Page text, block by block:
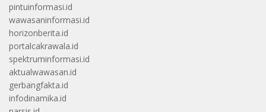
pintuinformasi.id
wawasaninformasi.id
horizonberita.id
portalcakrawala.id
spektruminformasi.id
aktualwawasan.id
gerbangfakta.id
infodinamika.id